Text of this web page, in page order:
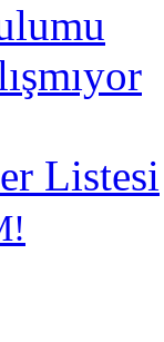
Listesi